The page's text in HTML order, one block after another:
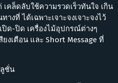
คล็ดลับใช้ความรวดเร็วทันใจ เกิน
งที่ ได้เฉพาะเจาะจงเจาะจงไว้
ด-ปิด เครื่องไม้อุปกรณ์ต่างๆ
งเตือน และ Short Message ที่
ชั่น